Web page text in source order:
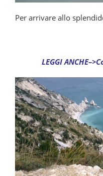
Per arrivare allo
LEGGI